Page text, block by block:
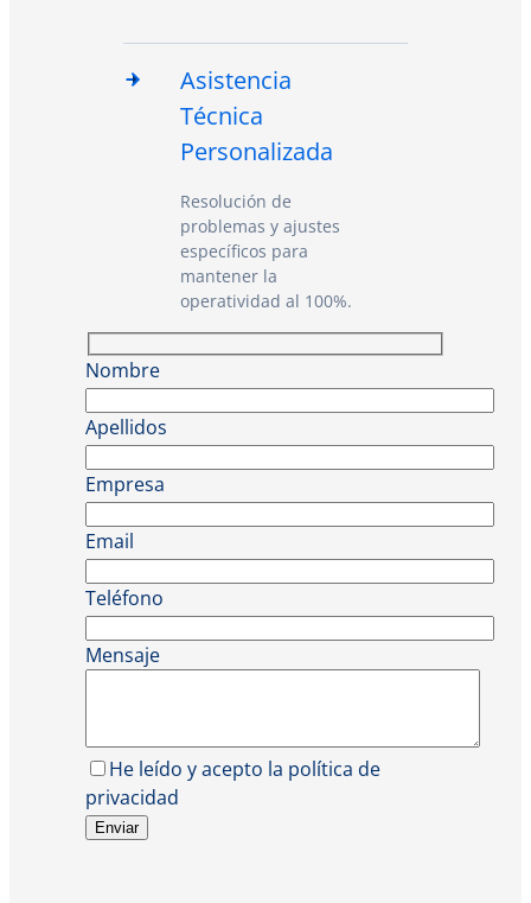
Asistencia
Técnica
Personalizada
Resolución de
problemas y ajustes
específicos para
mantener la
operatividad al 100%.
Nombre
Apellidos
Empresa
Email
Teléfono
Mensaje
He leído y acepto la política de
privacidad